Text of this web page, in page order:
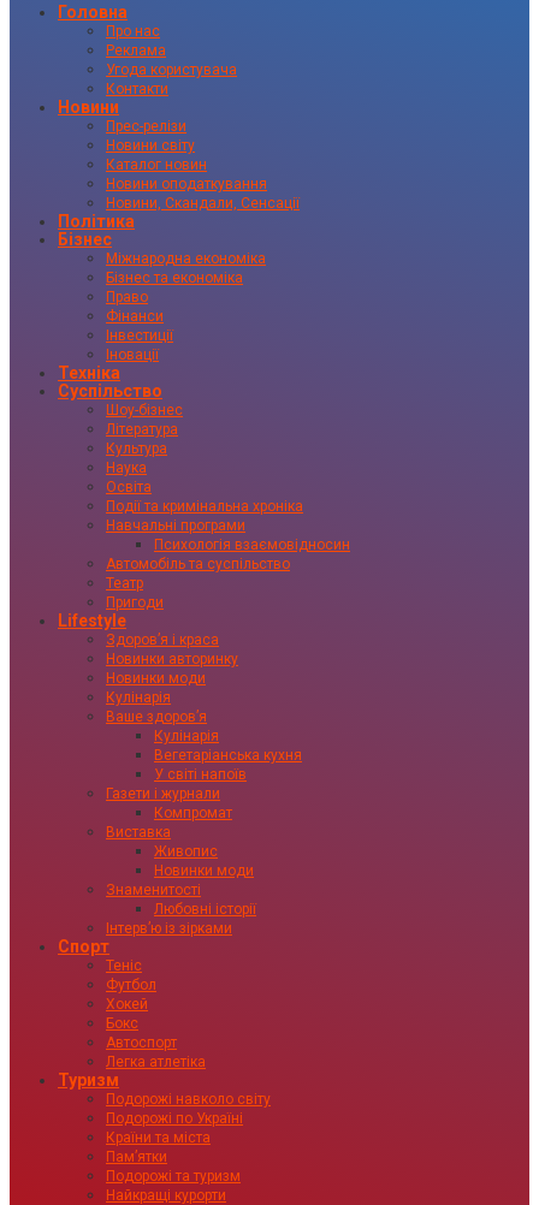
Головна
Про нас
Реклама
Угода користувача
Контакти
Новини
Прес-релізи
Новини світу
Каталог новин
Новини оподаткування
Новини, Скандали, Сенсації
Політика
Бізнес
Міжнародна економіка
Бізнес та економіка
Право
Фінанси
Інвестиції
Іновації
Техніка
Суспільство
Шоу-бізнес
Література
Культура
Наука
Освіта
Події та кримінальна хроніка
Навчальні програми
Психологія взаємовідносин
Автомобіль та суспільство
Театр
Пригоди
Lifestyle
Здоровʼя і краса
Новинки авторинку
Новинки моди
Кулінарія
Ваше здоровʼя
Кулінарія
Вегетаріанська кухня
У світі напоїв
Газети і журнали
Компромат
Виставка
Живопис
Новинки моди
Знаменитості
Любовні історії
Інтервʼю із зірками
Спорт
Теніс
Футбол
Хокей
Бокс
Автоспорт
Легка атлетіка
Туризм
Подорожі навколо світу
Подорожі по Україні
Країни та міста
Пам’ятки
Подорожі та туризм
Найкращі курорти